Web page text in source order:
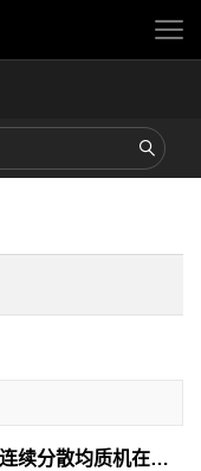
TRILOS连续分散均质机在KNN-LT/CNF复合压电浆料制备中的应用